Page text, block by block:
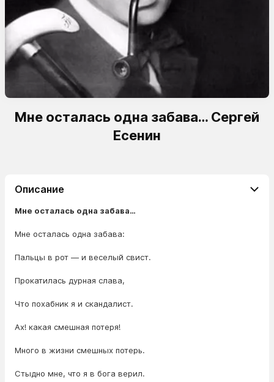
Мне осталась одна забава… Сергей
Есенин
Описание
Мне осталась одна забава…
Мне осталась одна забава:
Пальцы в рот — и веселый свист.
Прокатилась дурная слава,
Что похабник я и скандалист.
Ах! какая смешная потеря!
Много в жизни смешных потерь.
Стыдно мне, что я в бога верил.